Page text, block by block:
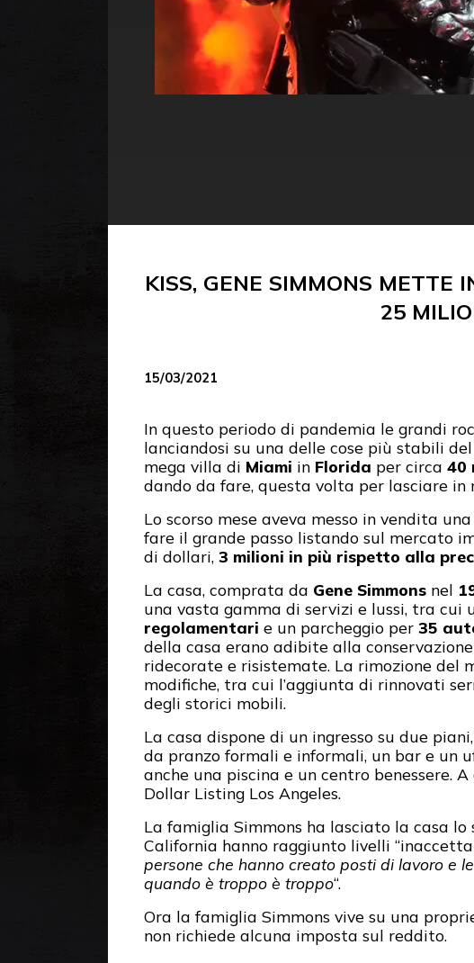
KISS, GENE SIMMONS METTE
25
15/03/2021
In questo periodo di pandemia le grandi
lanciandosi su una delle cose più stabili
mega villa di Miami in Florida per circa 40
dando da fare, questa volta per lasciare
Lo scorso mese aveva messo in vendita
fare il grande passo listando sul mercato
di dollari, 3 milioni in più rispetto alla
La casa, comprata da Gene Simmons nel
una vasta gamma di servizi e lussi, tra cui
regolamentari e un parcheggio per 35
della casa erano adibite alla
ridecorate e risistemate. La rimozione del
modifiche, tra cui l’aggiunta di rinnovati
degli storici mobili.
La casa dispone di un ingresso su due
da pranzo formali e informali, un bar e un
anche una piscina e un centro benessere.
Dollar Listing Los Angeles.
La famiglia Simmons ha lasciato la casa
California hanno raggiunto livelli
persone che hanno creato posti di lavoro e
quando è troppo è troppo“.
Ora la famiglia Simmons vive su una
non richiede alcuna imposta sul reddito.